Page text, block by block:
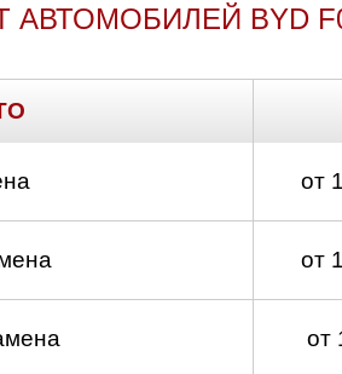
BYD
от
от
от